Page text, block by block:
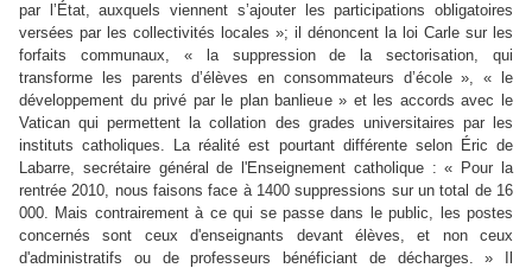
par l’État, auxquels viennent s’ajouter les participations obligatoires
versées par les collectivités locales »; il dénoncent la loi Carle sur les
forfaits communaux, « la suppression de la sectorisation, qui
transforme les parents d’élèves en consommateurs d’école », « le
développement du privé par le plan banlieue » et les accords avec le
Vatican qui permettent la collation des grades universitaires par les
instituts catholiques. La réalité est pourtant différente selon Éric de
Labarre, secrétaire général de l'Enseignement catholique : « Pour la
rentrée 2010, nous faisons face à 1400 suppressions sur un total de 16
000. Mais contrairement à ce qui se passe dans le public, les postes
concernés sont ceux d'enseignants devant élèves, et non ceux
d'administratifs ou de professeurs bénéficiant de décharges. » Il